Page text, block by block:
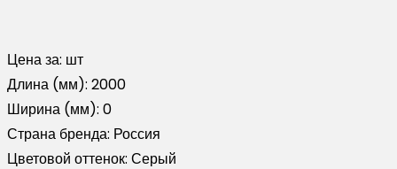
Цена за: шт
Длина (мм): 2000
Ширина (мм): 0
Страна бренда: Россия
Цветовой оттенок: Серый